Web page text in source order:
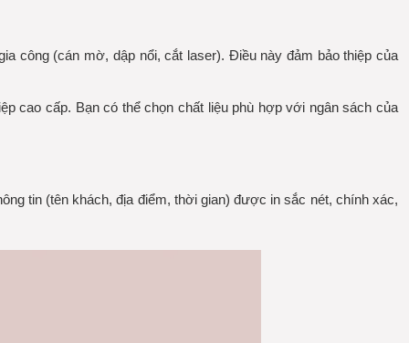
công (cán mờ, dập nổi, cắt laser). Điều này đảm bảo thiệp của
cao cấp. Bạn có thể chọn chất liệu phù hợp với ngân sách của
tin (tên khách, địa điểm, thời gian) được in sắc nét, chính xác,